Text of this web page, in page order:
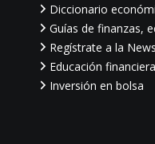
Diccionario
Guías de finanzas,
Regístrate a la
Educación financiera
Inversión en bolsa